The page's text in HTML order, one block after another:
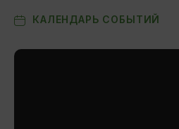
КАЛЕНДАРЬ СОБЫТИЙ